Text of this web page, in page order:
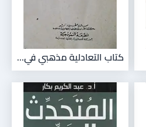
كتاب التعادلية مذهبي في...